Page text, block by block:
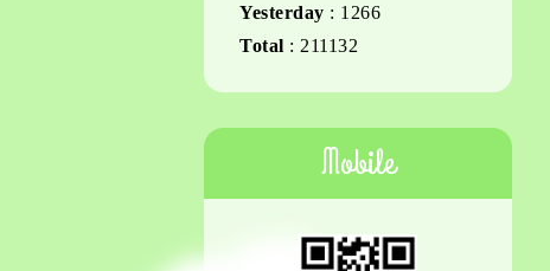
Yesterday : 1266
Total : 211132
Mobile